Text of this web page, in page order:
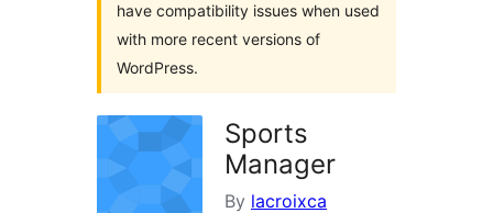
have compatibility issues when used
with more recent versions of
WordPress.
Sports
Manager
By lacroixca